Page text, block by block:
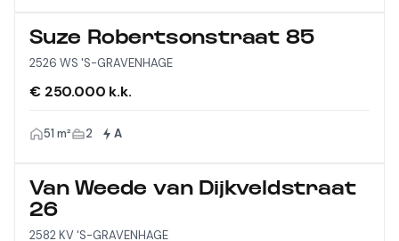
Suze Robertsonstraat 85
2526 WS 'S-GRAVENHAGE
€ 250.000 k.k.
51 m² 2 A
Van Weede van Dijkveldstraat
26
2582 KV 'S-GRAVENHAGE